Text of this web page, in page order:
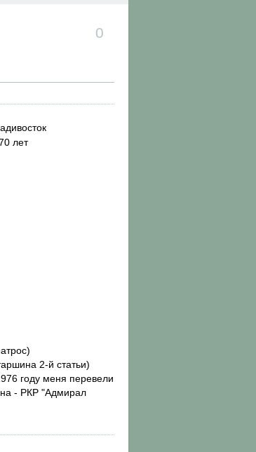
0
лет
2-й статьи)
году меня перевели
- РКР "Адмирал